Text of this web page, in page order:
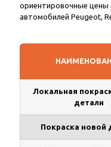
ориентировочные цены
автомобилей Peugeot,
Локальная
детали
Покраска новой